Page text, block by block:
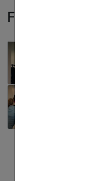
Fotogallery